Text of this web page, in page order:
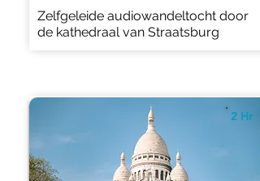
Zelfgeleide audiowandeltocht door
de kathedraal van Straatsburg
2 Hr